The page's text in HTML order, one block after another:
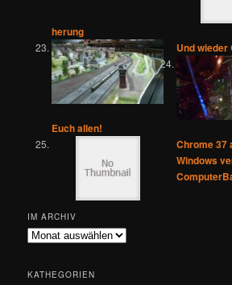
herung
Und wieder
Euch allen!
Chrome 37
Windows
IM ARCHIV
Im
KATHEGORIEN